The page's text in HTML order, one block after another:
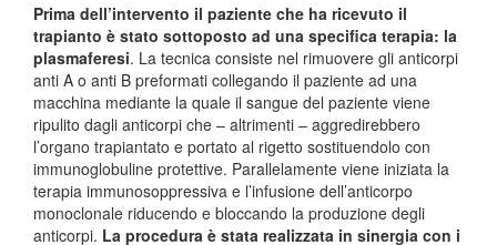
Prima dell’intervento il paziente che ha ricevuto il
trapianto è stato sottoposto ad una specifica terapia: la
plasmaferesi. La tecnica consiste nel rimuovere gli anticorpi
anti A o anti B preformati collegando il paziente ad una
macchina mediante la quale il sangue del paziente viene
ripulito dagli anticorpi che – altrimenti – aggredirebbero
l’organo trapiantato e portato al rigetto sostituendolo con
immunoglobuline protettive. Parallelamente viene iniziata la
terapia immunosoppressiva e l’infusione dell’anticorpo
monoclonale riducendo e bloccando la produzione degli
anticorpi. La procedura è stata realizzata in sinergia con i